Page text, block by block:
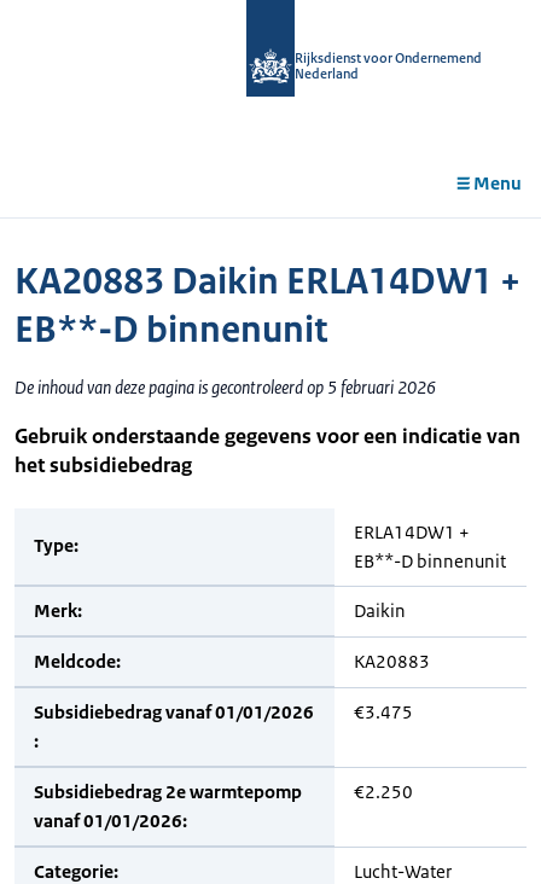
Rijksdienst voor Ondernemend
Nederland
Menu
KA20883 Daikin ERLA14DW1 +
EB**-D binnenunit
De inhoud van deze pagina is gecontroleerd op 5 februari 2026
Gebruik onderstaande gegevens voor een indicatie van
het subsidiebedrag
Type:
ERLA14DW1 +
EB**-D binnenunit
Merk: Daikin
Meldcode: KA20883
Subsidiebedrag vanaf 01/01/2026
:
€3.475
Subsidiebedrag 2e warmtepomp
vanaf 01/01/2026:
€2.250
Categorie: Lucht-Water